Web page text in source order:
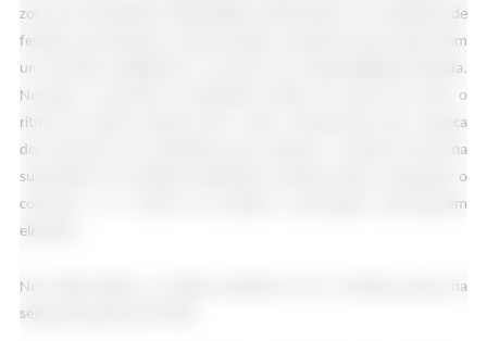
zona com excedentes e dificuldades relacionadas com a existência de
feriados que reduzem os dias de abate, enquanto outros descrevem
um mercado equilibrado, ou mesmo com disponibilidade limitada.
No geral, o mercado é considerado estável. No sector da carne, o
ritmo de vendas continua fraco. Nem o Pentecostes nem a época
dos churrascos são suficientes para reactivar o comércio de forma
sustentável. As condições climatéricas instáveis ​​​​estão a prejudicar o
consumo e os stocks de produtos processados ​​​​permanecem
elevados.
Nos Países Baixos a cotação manteve-se em 1,31€/kg carcaça na
segunda quinzena de Maio.